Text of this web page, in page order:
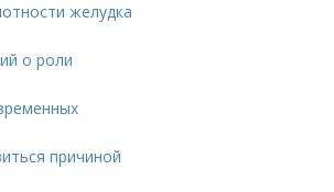
желудка
о роли
причиной